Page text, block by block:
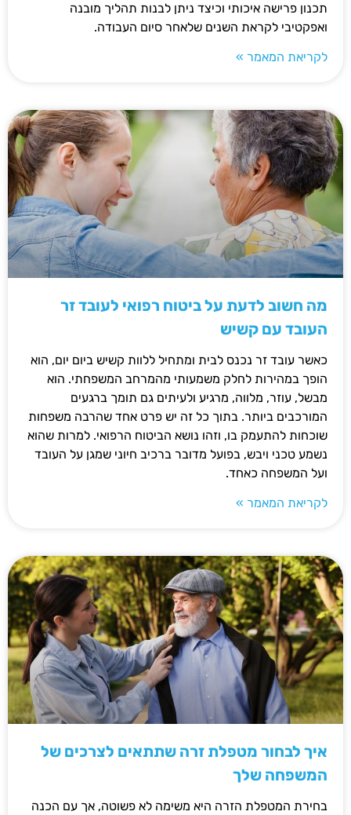
תכנון פרישה איכותי וכיצד ניתן לבנות תהליך מובנה
ואפקטיבי לקראת השנים שלאחר סיום העבודה.
לקריאת המאמר »
מה חשוב לדעת על ביטוח רפואי לעובד זר
העובד עם קשיש
כאשר עובד זר נכנס לבית ומתחיל ללוות קשיש ביום יום, הוא
הופך במהירות לחלק משמעותי מהמרחב המשפחתי. הוא
מבשל, עוזר, מלווה, מרגיע ולעיתים גם תומך ברגעים
המורכבים ביותר. בתוך כל זה יש פרט אחד שהרבה משפחות
שוכחות להתעמק בו, וזהו נושא הביטוח הרפואי. למרות שהוא
נשמע טכני ויבש, בפועל מדובר ברכיב חיוני שמגן על העובד
ועל המשפחה כאחד.
לקריאת המאמר »
איך לבחור מטפלת זרה שתתאים לצרכים של
המשפחה שלך
בחירת המטפלת הזרה היא משימה לא פשוטה, אך עם הכנה